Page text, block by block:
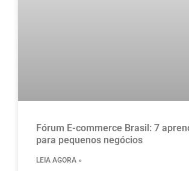
Fórum E-commerce Brasil: 7
para pequenos negócios
LEIA AGORA »